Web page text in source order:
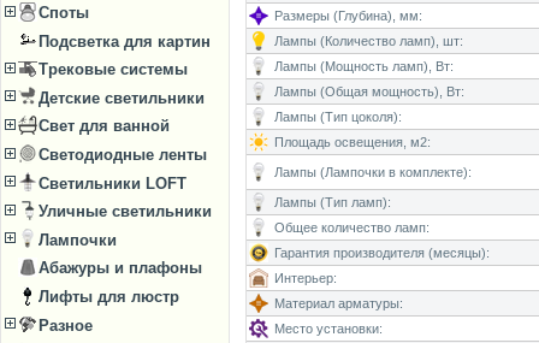
Споты
Подсветка для картин
Трековые системы
Детские светильники
Свет для ванной
Светодиодные ленты
Светильники LOFT
Уличные светильники
Лампочки
Абажуры и плафоны
Лифты для люстр
Разное
Размеры (Глубина), мм:
Лампы (Количество ламп), шт:
Лампы (Мощность ламп), Вт:
Лампы (Общая мощность), Вт:
Лампы (Тип цоколя):
Площадь освещения, м2:
Лампы (Лампочки в комплекте):
Лампы (Тип ламп):
Общее количество ламп:
Гарантия производителя (месяцы):
Интерьер:
Материал арматуры:
Место установки: